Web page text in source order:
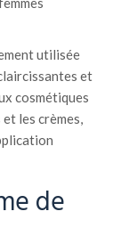
utilisée
et
cosmétiques
les crèmes,
de